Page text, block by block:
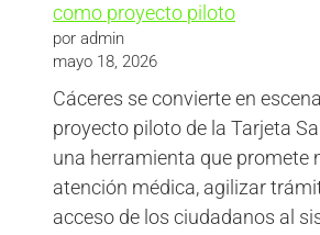
como proyecto piloto
por admin
mayo 18, 2026
Cáceres se convierte en
proyecto piloto de la Tarjeta
una herramienta que promete
atención médica, agilizar
acceso de los ciudadanos al